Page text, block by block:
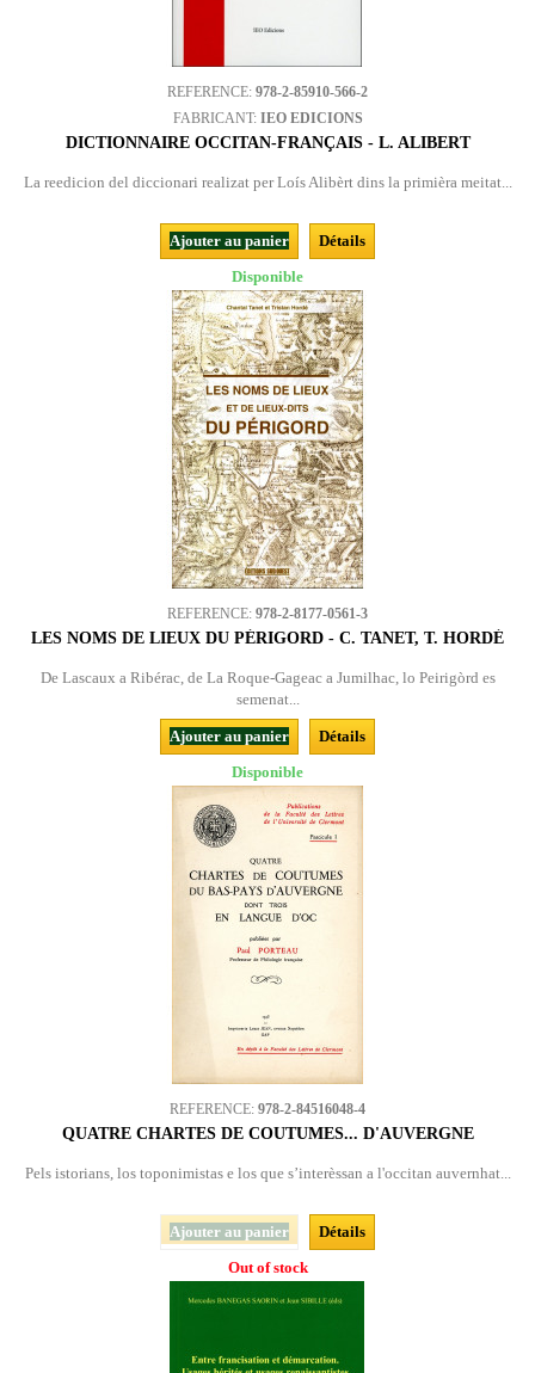
REFERENCE: 978-2-85910-566-2
FABRICANT: IEO EDICIONS
DICTIONNAIRE OCCITAN-FRANÇAIS - L. ALIBERT
La reedicion del diccionari realizat per Loís Alibèrt dins la primièra meitat...
Ajouter au panier
Détails
Disponible
REFERENCE: 978-2-8177-0561-3
LES NOMS DE LIEUX DU PÉRIGORD - C. TANET, T. HORDÉ
De Lascaux a Ribérac, de La Roque-Gageac a Jumilhac, lo Peirigòrd es
semenat...
Ajouter au panier
Détails
Disponible
REFERENCE: 978-2-84516048-4
QUATRE CHARTES DE COUTUMES... D'AUVERGNE
Pels istorians, los toponimistas e los que s’interèssan a l'occitan auvernhat...
Ajouter au panier
Détails
Out of stock